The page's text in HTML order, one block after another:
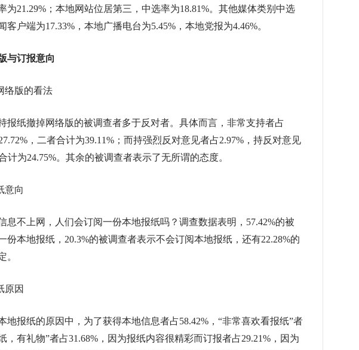
为21.29%；本地网站位居第三，中选率为18.81%。其他媒体类别中选
客户端为17.33%，本地广播电台为5.45%，本地党报为4.46%。
与订报意向
络版的看法
纸撤掉网络版的被调查者多于反对者。具体而言，非常支持者占
，二者合计为39.11%；而持强烈反对意见者占2.97%，持反对意见
计为24.75%。其余的被调查者表示了无所谓的态度。
意向
不上网，人们会订阅一份本地报纸吗？调查数据表明，57.42%的被
份本地报纸，20.3%的被调查者表示不会订阅本地报纸，还有22.28%的
。
原因
报纸的原因中，为了获得本地信息者占58.42%，“非常喜欢看报纸”者
，有礼物”者占31.68%，因为报纸内容很精彩而订报者占29.21%，因为